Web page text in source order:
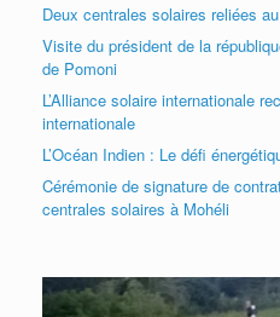
Deux centrales solaires reliées
Visite du président de la
de Pomoni
L’Alliance solaire internationale
internationale
L’Océan Indien : Le défi
Cérémonie de signature de
centrales solaires à Mohéli